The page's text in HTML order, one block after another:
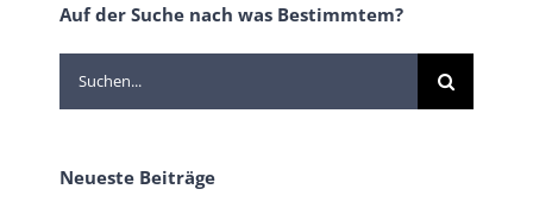
Auf der Suche nach was Bestimmtem?
Suche
nach:
Neueste Beiträge